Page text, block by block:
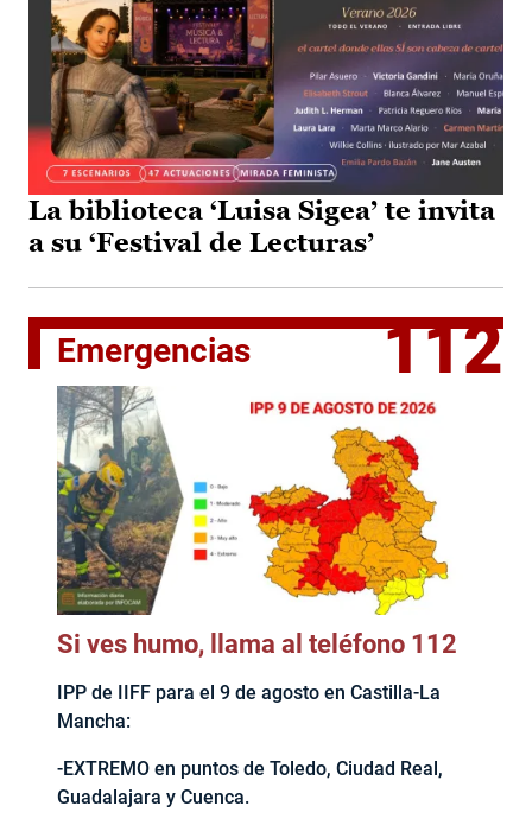
La biblioteca ‘Luisa Sigea’ te invita
a su ‘Festival de Lecturas’
Emergencias 112
Si ves humo, llama al teléfono 112
IPP de IIFF para el 9 de agosto en Castilla-La
Mancha:
-EXTREMO en puntos de Toledo, Ciudad Real,
Guadalajara y Cuenca.